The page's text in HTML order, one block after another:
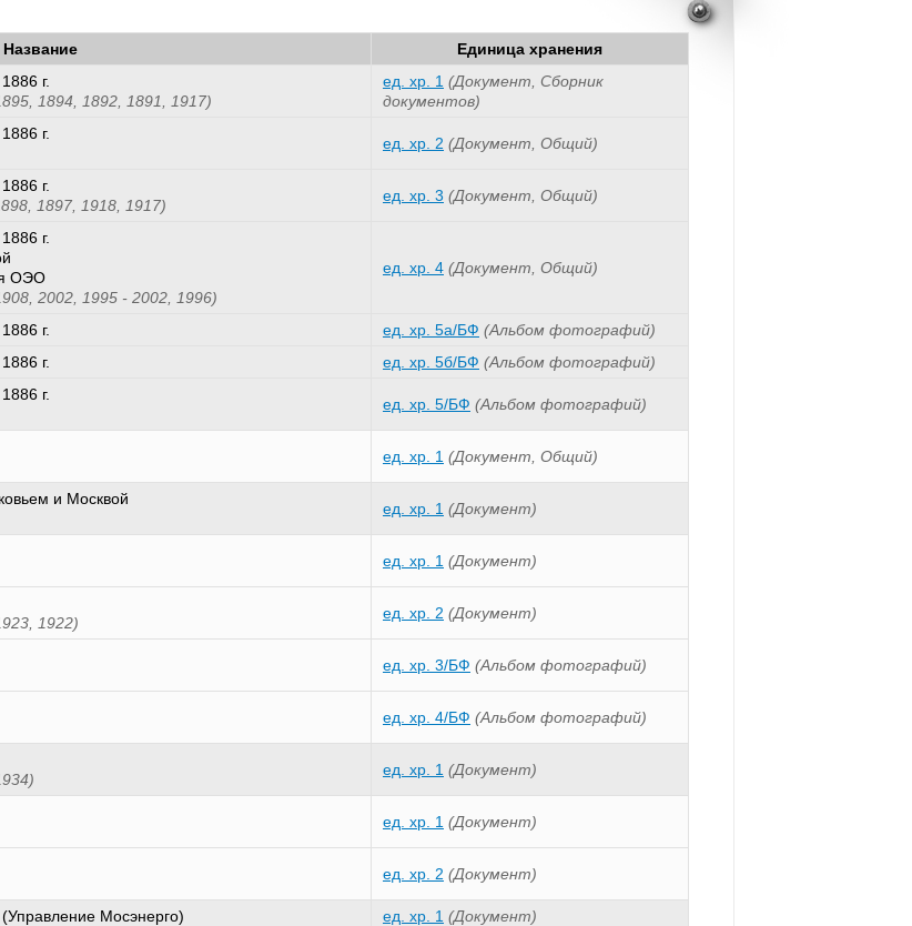
Название Единица хранения
г.
1894, 1892, 1891, 1917)
ед. хр. 1 (Документ, Сборник
документов)
г.
ед. хр. 2 (Документ, Общий)
г.
1897, 1918, 1917)
ед. хр. 3 (Документ, Общий)
г.
ОЭО
2002, 1995 - 2002, 1996)
ед. хр. 4 (Документ, Общий)
г. ед. хр. 5а/БФ (Альбом фотографий)
г.
ед. хр. 5б/БФ (Альбом фотографий)
г.
ед. хр. 5/БФ (Альбом фотографий)
ед. хр. 1 (Документ, Общий)
и Москвой
ед. хр. 1 (Документ)
ед. хр. 1 (Документ)
1922)
ед. хр. 2 (Документ)
ед. хр. 3/БФ (Альбом фотографий)
ед. хр. 4/БФ (Альбом фотографий)
ед. хр. 1 (Документ)
ед. хр. 1 (Документ)
ед. хр. 2 (Документ)
Мосэнерго) ед. хр. 1 (Документ)